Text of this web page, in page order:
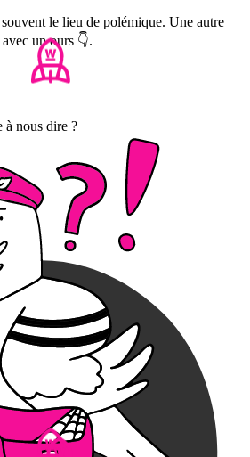
le lieu de polémique. Une autre
un ours 👇.
à nous dire ?